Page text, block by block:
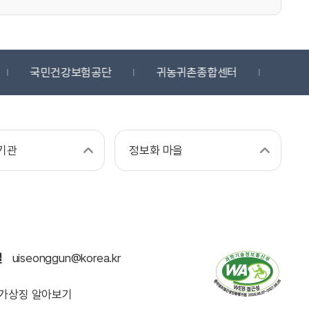
국민건강보험공단 귀농귀촌종합센터
관 정보화 마을
uiseonggun@korea.kr
상징 알아보기